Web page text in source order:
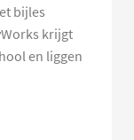
bijles
krijgt
en liggen